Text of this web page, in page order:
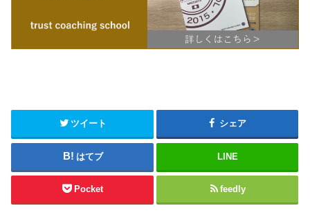
ツイート シェア
はてブ LINE
Pocket feedly